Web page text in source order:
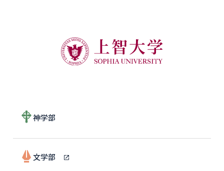
神学部
文学部